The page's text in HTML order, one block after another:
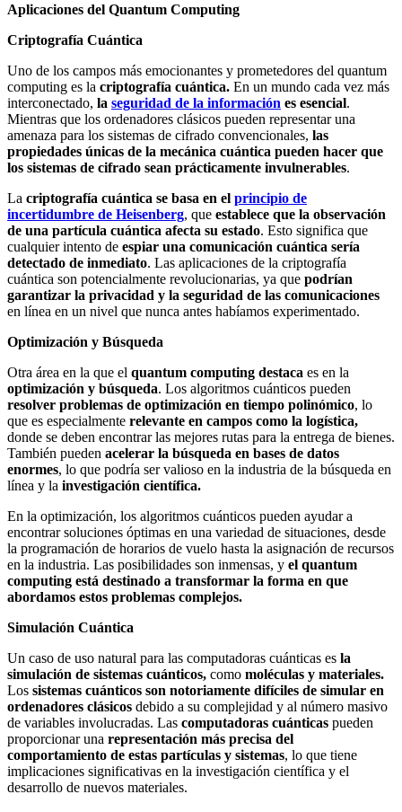
Aplicaciones del Quantum Computing
Criptografía Cuántica
Uno de los campos más emocionantes y prometedores del quantum
computing es la criptografía cuántica. En un mundo cada vez más
interconectado, la seguridad de la información es esencial.
Mientras que los ordenadores clásicos pueden representar una
amenaza para los sistemas de cifrado convencionales, las
propiedades únicas de la mecánica cuántica pueden hacer que
los sistemas de cifrado sean prácticamente invulnerables.
La criptografía cuántica se basa en el principio de
incertidumbre de Heisenberg, que establece que la observación
de una partícula cuántica afecta su estado. Esto significa que
cualquier intento de espiar una comunicación cuántica sería
detectado de inmediato. Las aplicaciones de la criptografía
cuántica son potencialmente revolucionarias, ya que podrían
garantizar la privacidad y la seguridad de las comunicaciones
en línea en un nivel que nunca antes habíamos experimentado.
Optimización y Búsqueda
Otra área en la que el quantum computing destaca es en la
optimización y búsqueda. Los algoritmos cuánticos pueden
resolver problemas de optimización en tiempo polinómico, lo
que es especialmente relevante en campos como la logística,
donde se deben encontrar las mejores rutas para la entrega de bienes.
También pueden acelerar la búsqueda en bases de datos
enormes, lo que podría ser valioso en la industria de la búsqueda en
línea y la investigación científica.
En la optimización, los algoritmos cuánticos pueden ayudar a
encontrar soluciones óptimas en una variedad de situaciones, desde
la programación de horarios de vuelo hasta la asignación de recursos
en la industria. Las posibilidades son inmensas, y el quantum
computing está destinado a transformar la forma en que
abordamos estos problemas complejos.
Simulación Cuántica
Un caso de uso natural para las computadoras cuánticas es la
simulación de sistemas cuánticos, como moléculas y materiales.
Los sistemas cuánticos son notoriamente difíciles de simular en
ordenadores clásicos debido a su complejidad y al número masivo
de variables involucradas. Las computadoras cuánticas pueden
proporcionar una representación más precisa del
comportamiento de estas partículas y sistemas, lo que tiene
implicaciones significativas en la investigación científica y el
desarrollo de nuevos materiales.